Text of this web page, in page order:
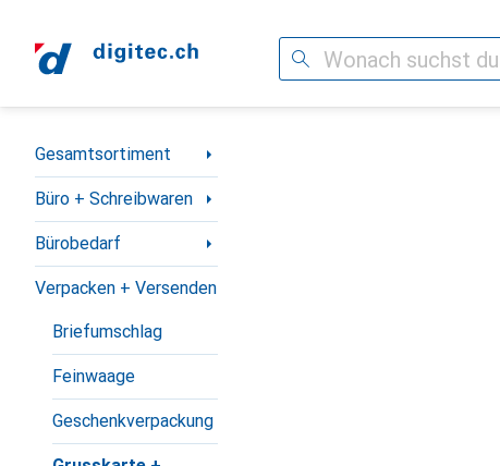
Suche
Navigation nach Kategorien
Gesamtsortiment
Büro + Schreibwaren
Bürobedarf
Verpacken + Versenden
Briefumschlag
Feinwaage
Geschenkverpackung